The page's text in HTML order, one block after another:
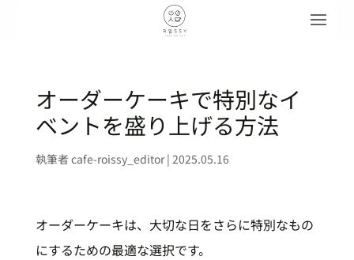
オーダーケーキで特別なイ
ベントを盛り上げる方法
執筆者cafe-roissy_editor| 2025.05.16
オーダーケーキは、大切な日をさらに特別なもの
にするための最適な選択です。